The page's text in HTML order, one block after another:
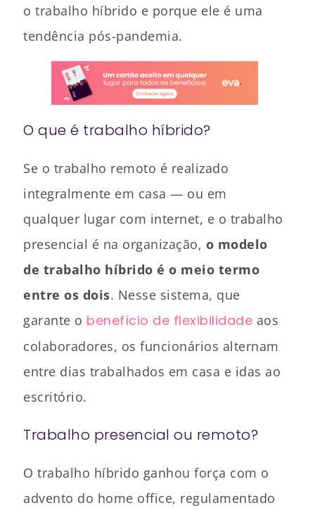
o trabalho híbrido e porque ele é uma
tendência pós-pandemia.
O que é trabalho híbrido?
Se o trabalho remoto é realizado
integralmente em casa — ou em
qualquer lugar com internet, e o trabalho
presencial é na organização, o modelo
de trabalho híbrido é o meio termo
entre os dois. Nesse sistema, que
garante o benefício de flexibilidade aos
colaboradores, os funcionários alternam
entre dias trabalhados em casa e idas ao
escritório.
Trabalho presencial ou remoto?
O trabalho híbrido ganhou força com o
advento do home office, regulamentado